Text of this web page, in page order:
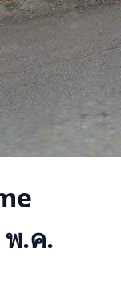
พ.ค.